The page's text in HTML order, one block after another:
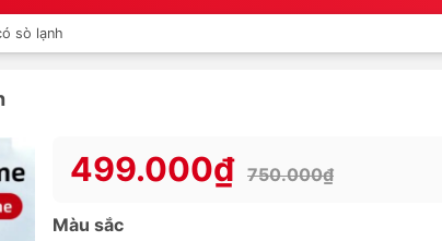
sò lạnh
499.000₫ 750.000₫
Màu sắc